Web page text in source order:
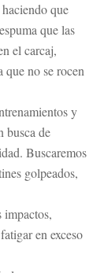
que
que las
el carcaj,
que no se rocen
y
busca de
Buscaremos
golpeados,
impactos,
en exceso